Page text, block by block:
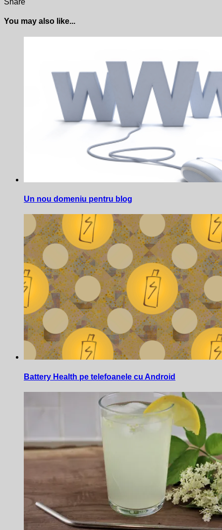
Share
You may also like...
Un nou domeniu pentru blog
Battery Health pe telefoanele cu Android